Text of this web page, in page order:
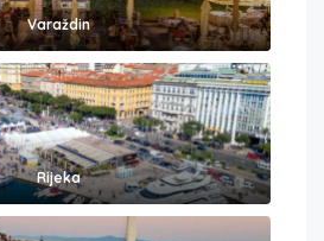
Varaždin
Rijeka